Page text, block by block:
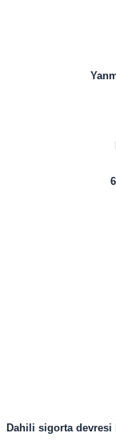
Dahili sigorta devresi